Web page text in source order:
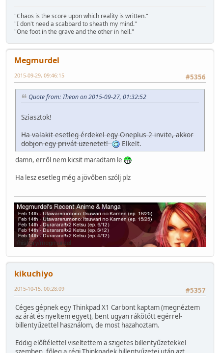
"Chaos is the score upon which reality is written."
"I don't need a scabbard to sheath my mind."
"One foot in the grave and the other in hell."
Megmurdel
#5356
2015-09-29, 09:46:15
Quote from: Theon on 2015-09-27, 01:32:52
Sziasztok!
Ha valakit esetleg érdekel egy Oneplus 2 invite, akkor
dobjon egy privát üzenetet!
Elkelt.
damn, erről nem kicsit maradtam le
Ha lesz esetleg még a jövőben szólj plz
kikuchiyo
#5357
2015-10-15, 00:28:09
Céges gépnek egy Thinkpad X1 Carbont kaptam (megnéztem
az árát és nyeltem egyet), bent ugyan rákötött egérrel-
billentyűzettel használom, de most hazahoztam.
Eddig előítélettel viseltettem a szigetes billentyűzetekkel